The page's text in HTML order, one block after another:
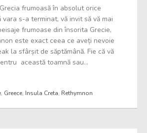
frumoasă în absolut orice
vara s-a terminat, vă invit să vă mai
frumoase din însorita Grecie,
este exact ceea ce aveți nevoie
la sfârșit de săptămână. Fie că vă
această toamnă sau...
, Greece, Insula Creta, Rethymnon